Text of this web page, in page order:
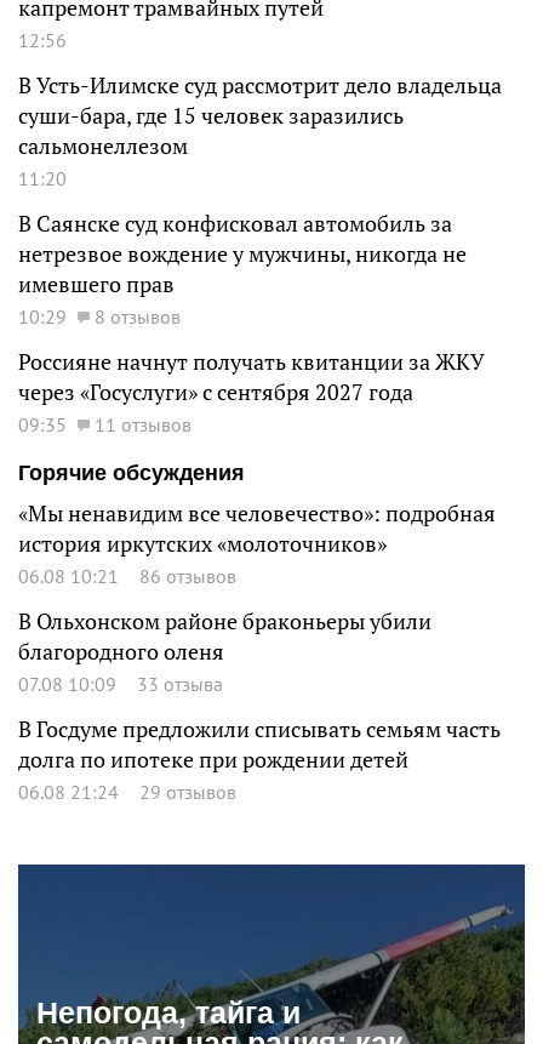
капремонт трамвайных путей
12:56
В Усть-Илимске суд рассмотрит дело владельца
суши-бара, где 15 человек заразились
сальмонеллезом
11:20
В Саянске суд конфисковал автомобиль за
нетрезвое вождение у мужчины, никогда не
имевшего прав
10:29 8 отзывов
Россияне начнут получать квитанции за ЖКУ
через «Госуслуги» с сентября 2027 года
09:35
11 отзывов
Горячие обсуждения
«Мы ненавидим все человечество»: подробная
история иркутских «молоточников»
06.08 10:21 86 отзывов
В Ольхонском районе браконьеры убили
благородного оленя
07.08 10:09 33 отзыва
В Госдуме предложили списывать семьям часть
долга по ипотеке при рождении детей
06.08 21:24 29 отзывов
Непогода, тайга и